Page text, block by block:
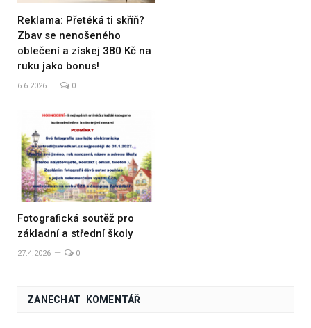
Reklama: Přetéká ti skříň?
Zbav se nenošeného
oblečení a získej 380 Kč na
ruku jako bonus!
6.6.2026 0
Fotografická soutěž pro
základní a střední školy
27.4.2026 0
ZANECHAT KOMENTÁŘ